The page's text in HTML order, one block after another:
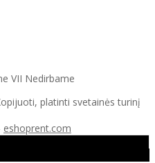
VII Nedirbame
platinti svetainės turinį
eshoprent.com